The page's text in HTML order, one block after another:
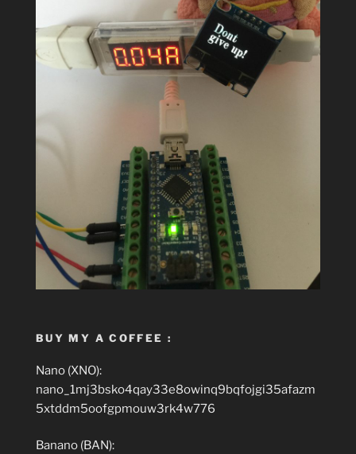
BUY MY A COFFEE :
Nano (XNO):
nano_1mj3bsko4qay33e8owinq9bqfojgi35afazm
5xtddm5oofgpmouw3rk4w776
Banano (BAN):